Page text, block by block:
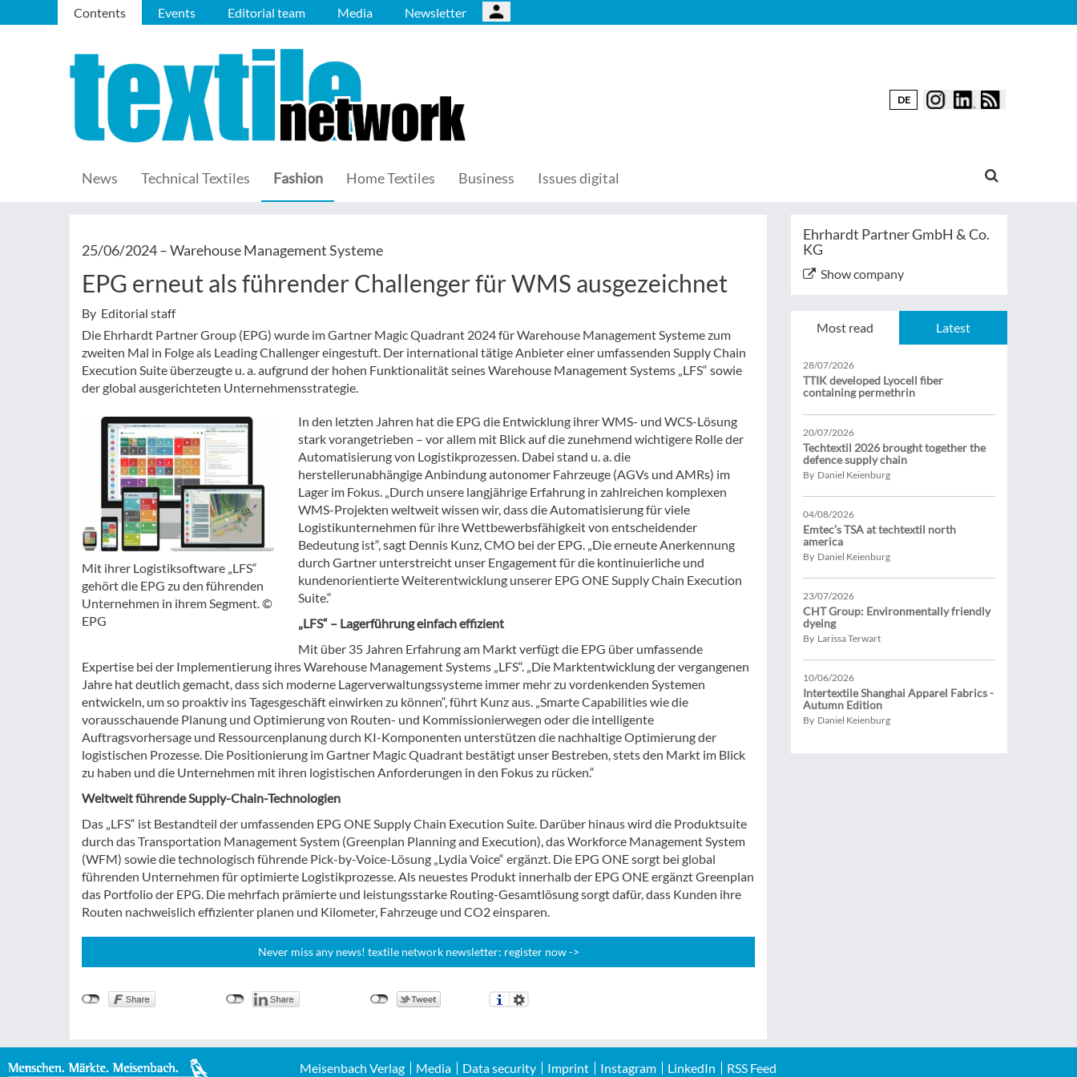
Contents Events Editorial team Media Newsletter
DE
News Technical Textiles Fashion Home Textiles Business Issues digital
25/06/2024 –Warehouse Management Systeme
EPG erneut als führender Challenger für WMS ausgezeichnet
By Editorial staff
Die Ehrhardt Partner Group (EPG) wurde im Gartner Magic Quadrant 2024 für Warehouse Management Systeme zum
zweiten Mal in Folge als Leading Challenger eingestuft. Der international tätige Anbieter einer umfassenden Supply Chain
Execution Suite überzeugte u. a. aufgrund der hohen Funktionalität seines Warehouse Management Systems „LFS“ sowie
der global ausgerichteten Unternehmensstrategie.
Mit ihrer Logistiksoftware „LFS“
gehört die EPG zu den führenden
Unternehmen in ihrem Segment. ©
EPG
In den letzten Jahren hat die EPG die Entwicklung ihrer WMS- und WCS-Lösung
stark vorangetrieben – vor allem mit Blick auf die zunehmend wichtigere Rolle der
Automatisierung von Logistikprozessen. Dabei stand u. a. die
herstellerunabhängige Anbindung autonomer Fahrzeuge (AGVs und AMRs) im
Lager im Fokus. „Durch unsere langjährige Erfahrung in zahlreichen komplexen
WMS-Projekten weltweit wissen wir, dass die Automatisierung für viele
Logistikunternehmen für ihre Wettbewerbsfähigkeit von entscheidender
Bedeutung ist“, sagt Dennis Kunz, CMO bei der EPG. „Die erneute Anerkennung
durch Gartner unterstreicht unser Engagement für die kontinuierliche und
kundenorientierte Weiterentwicklung unserer EPG ONE Supply Chain Execution
Suite.“
„LFS“ – Lagerführung einfach effizient
Mit über 35 Jahren Erfahrung am Markt verfügt die EPG über umfassende
Expertise bei der Implementierung ihres Warehouse Management Systems „LFS“. „Die Marktentwicklung der vergangenen
Jahre hat deutlich gemacht, dass sich moderne Lagerverwaltungssysteme immer mehr zu vordenkenden Systemen
entwickeln, um so proaktiv ins Tagesgeschäft einwirken zu können“, führt Kunz aus. „Smarte Capabilities wie die
vorausschauende Planung und Optimierung von Routen- und Kommissionierwegen oder die intelligente
Auftragsvorhersage und Ressourcenplanung durch KI-Komponenten unterstützen die nachhaltige Optimierung der
logistischen Prozesse. Die Positionierung im Gartner Magic Quadrant bestätigt unser Bestreben, stets den Markt im Blick
zu haben und die Unternehmen mit ihren logistischen Anforderungen in den Fokus zu rücken.“
Weltweit führende Supply-Chain-Technologien
Das „LFS“ ist Bestandteil der umfassenden EPG ONE Supply Chain Execution Suite. Darüber hinaus wird die Produktsuite
durch das Transportation Management System (Greenplan Planning and Execution), das Workforce Management System
(WFM) sowie die technologisch führende Pick-by-Voice-Lösung „Lydia Voice“ ergänzt. Die EPG ONE sorgt bei global
führenden Unternehmen für optimierte Logistikprozesse. Als neuestes Produkt innerhalb der EPG ONE ergänzt Greenplan
das Portfolio der EPG. Die mehrfach prämierte und leistungsstarke Routing-Gesamtlösung sorgt dafür, dass Kunden ihre
Routen nachweislich effizienter planen und Kilometer, Fahrzeuge und CO2 einsparen.
Never miss any news! textile network newsletter: register now ->
Ehrhardt Partner GmbH & Co.
KG
Show company
Most read Latest
28/07/2026
TTIK developed Lyocell fiber
containing permethrin
20/07/2026
Techtextil 2026 brought together the
defence supply chain
By Daniel Keienburg
04/08/2026
Emtec’s TSA at techtextil north
america
By Daniel Keienburg
23/07/2026
CHT Group: Environmentally friendly
dyeing
By Larissa Terwart
10/06/2026
Intertextile Shanghai Apparel Fabrics -
Autumn Edition
By Daniel Keienburg
Meisenbach Verlag Media Data security Imprint Instagram LinkedIn RSS Feed